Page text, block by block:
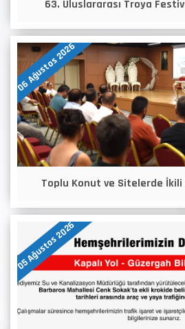
63. Uluslararası Troya
06 Ağustos 2026
Toplu Konut ve Sitelerde İkili
05 Ağustos 2026